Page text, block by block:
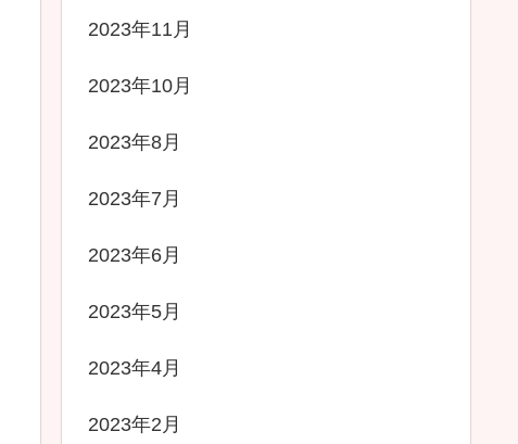
2023年11月
2023年10月
2023年8月
2023年7月
2023年6月
2023年5月
2023年4月
2023年2月